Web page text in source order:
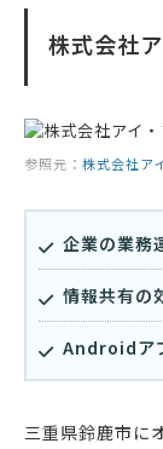
株式会社
参照元： 株式会社ア
企業の業務
情報共有の
Androidア
三重県鈴鹿市に